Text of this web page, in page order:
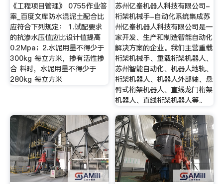
《工程项目管理》 0755作业答
案_百度文库防水混泥土配合比
应符合下列规定： 1.试配要求
的抗渗水压值应比设计值提高
0.2Mpa；2.水泥用量不得少于
300kg 每立方米，掺有活性掺
合 料时，水泥用量不得少于
280kg 每立方米
苏州亿峯机器人科技有限公司-
桁架机械手-自动化系统集成苏
州亿峯机器人科技有限公司是一
家开发、生产和制造智能自动化
解决方案的企业。我们主营重载
桁架机械手、重载桁架机器人、
苏州智能自动化、机器人地轨、
桁架机器人、机器人外部轴、悬
臂式桁架机器人、直线龙门桁架
机器人、直线桁架机器人等。